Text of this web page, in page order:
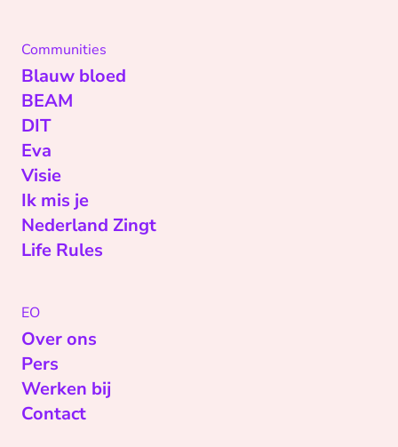
Communities
Blauw bloed
BEAM
DIT
Eva
Visie
Ik mis je
Nederland Zingt
Life Rules
EO
Over ons
Pers
Werken bij
Contact